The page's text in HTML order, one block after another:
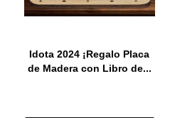
Idota 2024 ¡Regalo Placa
de Madera con Libro de...